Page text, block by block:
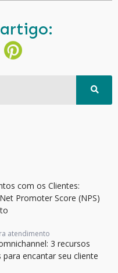
com os Clientes:
Promoter Score (NPS)
atendimento
3 recursos
para encantar seu cliente